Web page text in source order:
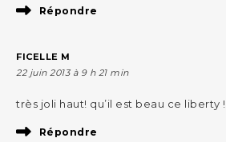
Répondre
FICELLE M
22 juin 2013 à 9 h 21 min
très joli haut! qu’il est beau ce liberty !
Répondre